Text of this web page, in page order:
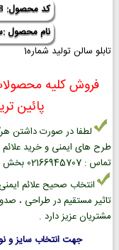
کد محصول:
نام محصول
تابلو سالن تولید شماره1
فروش کلیه
پائین
لطفا در صورت داشتن
طرح های ایمنی و خرید
تماس : 02166945707 بخش فروش علائم ایمنی
انتخاب صحیح علائم
تاثیر مستقیم در طراحی ،
مشتریان عزیز دارد .
جهت انتخاب سایز و